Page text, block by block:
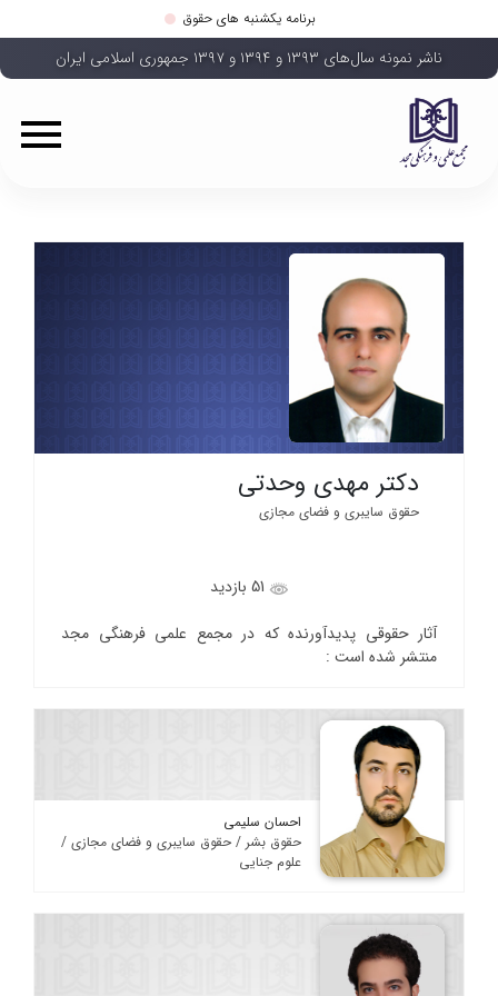
برنامه یکشنبه های حقوق
ناشر نمونه سال‌های ۱۳۹۳ و ۱۳۹۴ و ۱۳۹۷ جمهوری اسلامی ایران
دکتر مهدی وحدتی
حقوق سایبری و فضای مجازی
آثار حقوقی پدیدآورنده که در مجمع علمی فرهنگی مجد
منتشر شده است :
احسان سلیمی
حقوق بشر / حقوق سایبری و فضای مجازی /
علوم جنایی